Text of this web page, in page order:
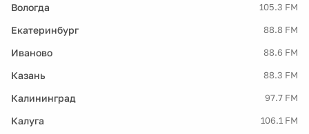
Вологда 105.3 FM
Екатеринбург 88.8 FM
Иваново 88.6 FM
Казань 88.3 FM
Калининград 97.7 FM
Калуга 106.1 FM